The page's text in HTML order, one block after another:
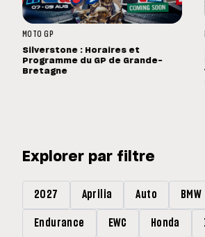
MOTO GP
Silverstone : Horaires et
Programme du GP de Grande-
Bretagne
Explorer par filtre
2027 Aprilia Auto BMW
Endurance EWC Honda